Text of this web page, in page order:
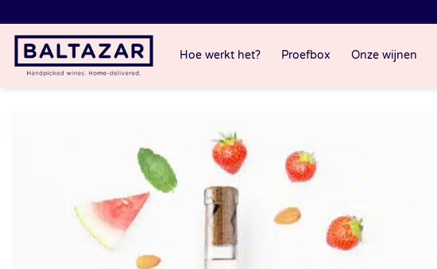
naar
inhoud
Hoe werkt het? Proefbox Onze wijnen